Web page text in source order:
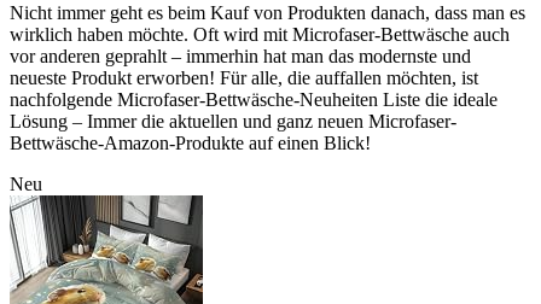
Nicht immer geht es beim Kauf von Produkten danach, dass man es
wirklich haben möchte. Oft wird mit Microfaser-Bettwäsche auch
vor anderen geprahlt – immerhin hat man das modernste und
neueste Produkt erworben! Für alle, die auffallen möchten, ist
nachfolgende Microfaser-Bettwäsche-Neuheiten Liste die ideale
Lösung – Immer die aktuellen und ganz neuen Microfaser-
Bettwäsche-Amazon-Produkte auf einen Blick!
Neu